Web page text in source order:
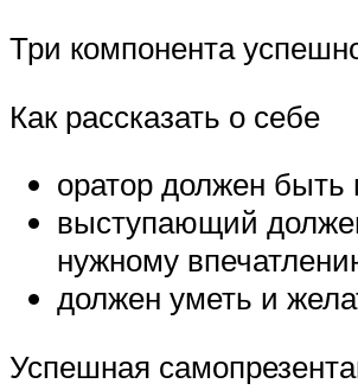
Три компонента
Как рассказать о себе
оратор должен быть
выступающий
нужному
должен уметь и
Успешная